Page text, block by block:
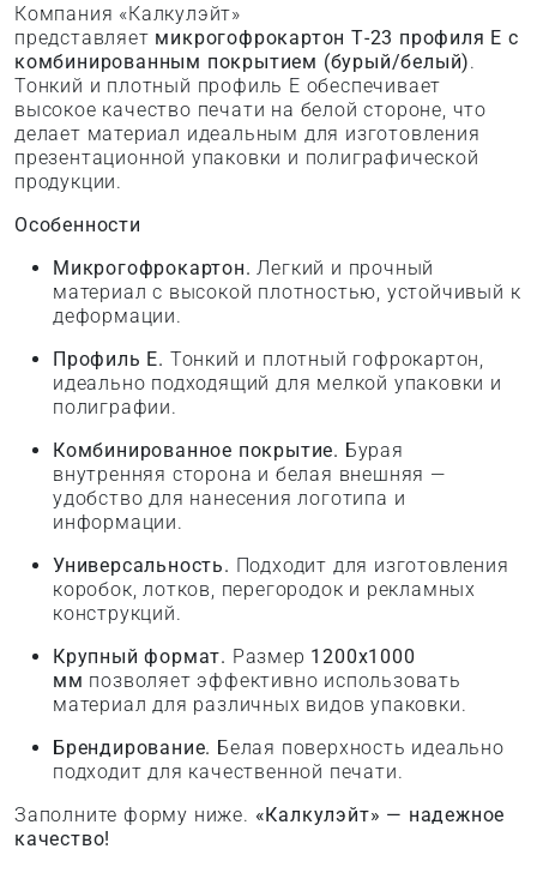
Компания «Калкулэйт»
представляет микрогофрокартон Т-23 профиля E с
комбинированным покрытием (бурый/белый).
Тонкий и плотный профиль E обеспечивает
высокое качество печати на белой стороне, что
делает материал идеальным для изготовления
презентационной упаковки и полиграфической
продукции.
Особенности
Микрогофрокартон. Легкий и прочный
материал с высокой плотностью, устойчивый к
деформации.
Профиль E. Тонкий и плотный гофрокартон,
идеально подходящий для мелкой упаковки и
полиграфии.
Комбинированное покрытие. Бурая
внутренняя сторона и белая внешняя —
удобство для нанесения логотипа и
информации.
Универсальность. Подходит для изготовления
коробок, лотков, перегородок и рекламных
конструкций.
Крупный формат. Размер 1200x1000
мм позволяет эффективно использовать
материал для различных видов упаковки.
Брендирование. Белая поверхность идеально
подходит для качественной печати.
Заполните форму ниже. «Калкулэйт» — надежное
качество!